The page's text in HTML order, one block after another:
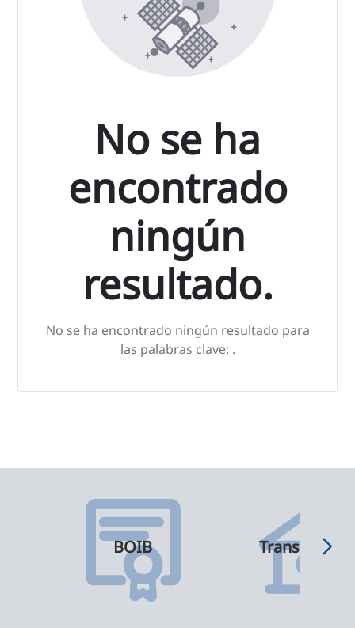
No se ha
encontrado
ningún
resultado.
No se ha encontrado ningún resultado para
las palabras clave: .
BOIB